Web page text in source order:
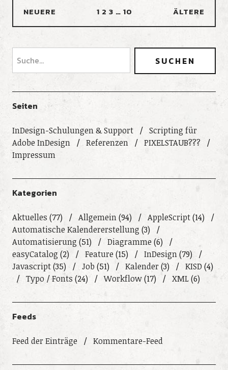
NEUERE 1 2 3 … 10 ÄLTERE
Seiten
InDesign-Schulungen & Support
Scripting für
Adobe InDesign
Referenzen
PIXELSTAUB???
Impressum
Kategorien
Aktuelles (77) Allgemein(94) AppleScript(14)
Automatische Kalendererstellung (3)
Automatisierung (51) Diagramme(6)
easyCatalog (2) Feature(15) InDesign(79)
Javascript(35) Job(51) Kalender (3) KISD (4)
Typo / Fonts (24) Workflow(17) XML(6)
Feeds
Feed der Einträge Kommentare-Feed